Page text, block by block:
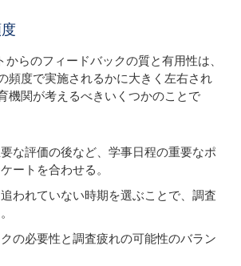
からのフィードバックの質と有用性は、
頻度で実施されるかに大きく左右され
機関が考えるべきいくつかのことで
な評価の後など、学事日程の重要なポ
ートを合わせる。
われていない時期を選ぶことで、調査
の必要性と調査疲れの可能性のバラン